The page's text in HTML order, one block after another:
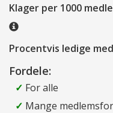
Klager per 1000
Procentvis ledige
Fordele:
✓ For alle
✓ Mange